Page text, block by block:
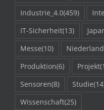
Industrie_4.0(459)
IT-Sicherheit(13)
Messe(10)
Produktion(6) Projekt
Sensoren(8) Studie
Wissenschaft(25)